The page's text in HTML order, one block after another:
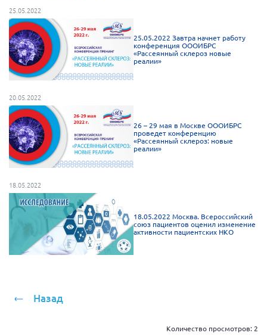
Пензенская область
Республика Башкортостан
Республика Бурятия
Республика Карелия
Республика Хакасия
Ростовская область
г. Санкт-Петербург
г. Севастополь
Самарская область СОРС
Самарская область ПРИЗМА
Самарская область СГОРС
Свердловская область
Сахалинская область
25.05.2022
25.05.2022 Завтра начнет работу
конференция ОООИБРС
«Рассеянный склероз новые
реалии»
20.05.2022
26 – 29 мая в Москве ОООИБРС
проведет конференцию
«Рассеянный склероз: новые
реалии»
18.05.2022
18.05.2022 Москва. Всероссийский
союз пациентов оценил изменение
активности пациентских НКО
Назад
Количество просмотров: 2